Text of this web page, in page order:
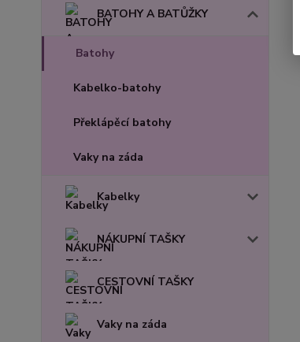
BATOHY A BATŮŽKY
Batohy
Kabelko-batohy
Překlápěcí batohy
Vaky na záda
Kabelky
NÁKUPNÍ TAŠKY
CESTOVNÍ TAŠKY
Vaky na záda